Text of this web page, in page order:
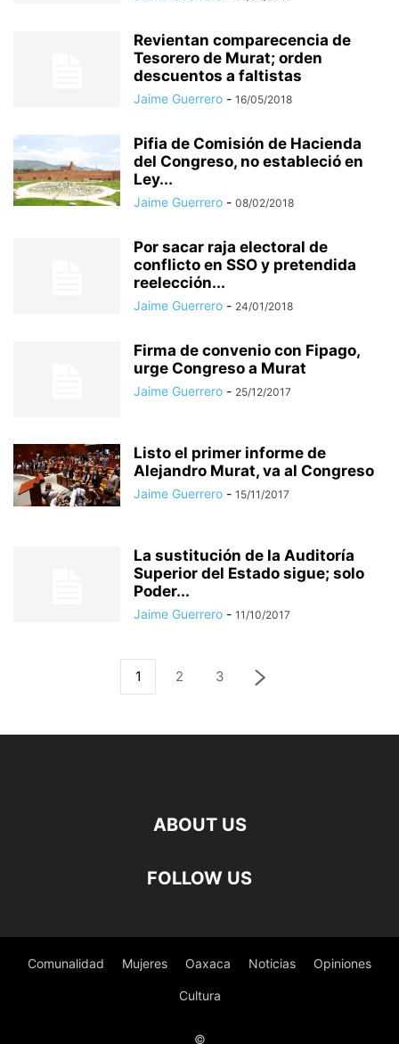
Revientan comparecencia de
Tesorero de Murat; orden
descuentos a faltistas
Jaime Guerrero - 16/05/2018
Pifia de Comisión de Hacienda
del Congreso, no estableció en
Ley...
Jaime Guerrero - 08/02/2018
Por sacar raja electoral de
conflicto en SSO y pretendida
reelección...
Jaime Guerrero - 24/01/2018
Firma de convenio con Fipago,
urge Congreso a Murat
Jaime Guerrero - 25/12/2017
Listo el primer informe de
Alejandro Murat, va al Congreso
Jaime Guerrero - 15/11/2017
La sustitución de la Auditoría
Superior del Estado sigue; solo
Poder...
Jaime Guerrero - 11/10/2017
1 2 3
ABOUT US
FOLLOW US
Comunalidad Mujeres Oaxaca Noticias Opiniones
Cultura
©